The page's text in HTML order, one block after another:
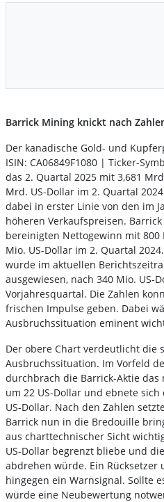
Barrick Mining knickt nach
Der kanadische Gold- und
ISIN: CA06849F1080 | Ticker-
das 2. Quartal 2025 mit 3,681
Mrd. US-Dollar im 2. Quartal
dabei in erster Linie von den im
höheren Verkaufspreisen.
bereinigten Nettogewinn mit 800
Mio. US-Dollar im 2. Quartal
wurde im aktuellen
ausgewiesen, nach 340 Mio. US-
Vorjahresquartal. Die Zahlen
frischen Impulse geben. Dabei
Ausbruchssituation eminent
Der obere Chart verdeutlicht die
Ausbruchssituation. Im Vorfeld
durchbrach die Barrick-Aktie
um 22 US-Dollar und ebnete
US-Dollar. Nach den Zahlen
Barrick nun in die Bredouille
aus charttechnischer Sicht
US-Dollar begrenzt bliebe und
abdrehen würde. Ein Rücksetzer
hingegen ein Warnsignal. Sollte
würde eine Neubewertung